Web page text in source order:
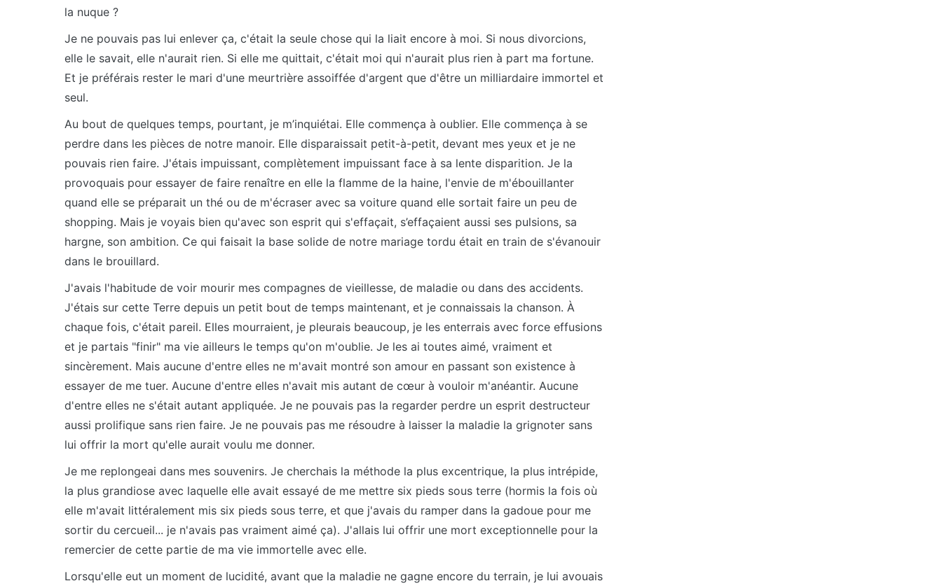
la nuque ?
Je ne pouvais pas lui enlever ça, c'était la seule chose qui la liait encore à moi. Si nous divorcions,
elle le savait, elle n'aurait rien. Si elle me quittait, c'était moi qui n'aurait plus rien à part ma fortune.
Et je préférais rester le mari d'une meurtrière assoiffée d'argent que d'être un milliardaire immortel et
seul.
Au bout de quelques temps, pourtant, je m’inquiétai. Elle commença à oublier. Elle commença à se
perdre dans les pièces de notre manoir. Elle disparaissait petit-à-petit, devant mes yeux et je ne
pouvais rien faire. J'étais impuissant, complètement impuissant face à sa lente disparition. Je la
provoquais pour essayer de faire renaître en elle la flamme de la haine, l'envie de m'ébouillanter
quand elle se préparait un thé ou de m'écraser avec sa voiture quand elle sortait faire un peu de
shopping. Mais je voyais bien qu'avec son esprit qui s'effaçait, s’effaçaient aussi ses pulsions, sa
hargne, son ambition. Ce qui faisait la base solide de notre mariage tordu était en train de s'évanouir
dans le brouillard.
J'avais l'habitude de voir mourir mes compagnes de vieillesse, de maladie ou dans des accidents.
J'étais sur cette Terre depuis un petit bout de temps maintenant, et je connaissais la chanson. À
chaque fois, c'était pareil. Elles mourraient, je pleurais beaucoup, je les enterrais avec force effusions
et je partais "finir" ma vie ailleurs le temps qu'on m'oublie. Je les ai toutes aimé, vraiment et
sincèrement. Mais aucune d'entre elles ne m'avait montré son amour en passant son existence à
essayer de me tuer. Aucune d'entre elles n'avait mis autant de cœur à vouloir m'anéantir. Aucune
d'entre elles ne s'était autant appliquée. Je ne pouvais pas la regarder perdre un esprit destructeur
aussi prolifique sans rien faire. Je ne pouvais pas me résoudre à laisser la maladie la grignoter sans
lui offrir la mort qu'elle aurait voulu me donner.
Je me replongeai dans mes souvenirs. Je cherchais la méthode la plus excentrique, la plus intrépide,
la plus grandiose avec laquelle elle avait essayé de me mettre six pieds sous terre (hormis la fois où
elle m'avait littéralement mis six pieds sous terre, et que j'avais du ramper dans la gadoue pour me
sortir du cercueil... je n'avais pas vraiment aimé ça). J'allais lui offrir une mort exceptionnelle pour la
remercier de cette partie de ma vie immortelle avec elle.
Lorsqu'elle eut un moment de lucidité, avant que la maladie ne gagne encore du terrain, je lui avouais